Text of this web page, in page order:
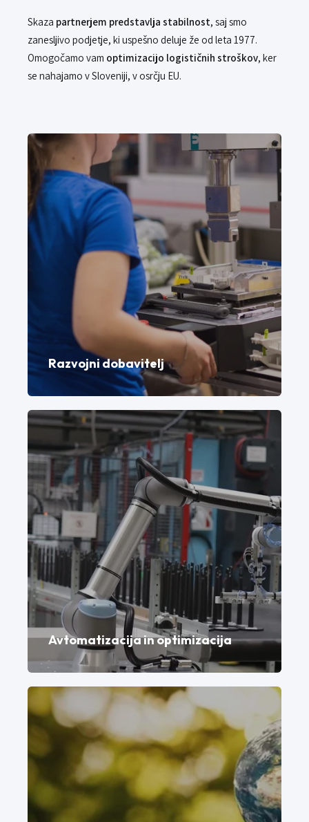
Skaza partnerjem predstavlja stabilnost, saj smo
zanesljivo podjetje, ki uspešno deluje že od leta 1977.
Omogočamo vam optimizacijo logističnih stroškov, ker
se nahajamo v Sloveniji, v osrčju EU.
Razvojni dobavitelj
Avtomatizacija in optimizacija